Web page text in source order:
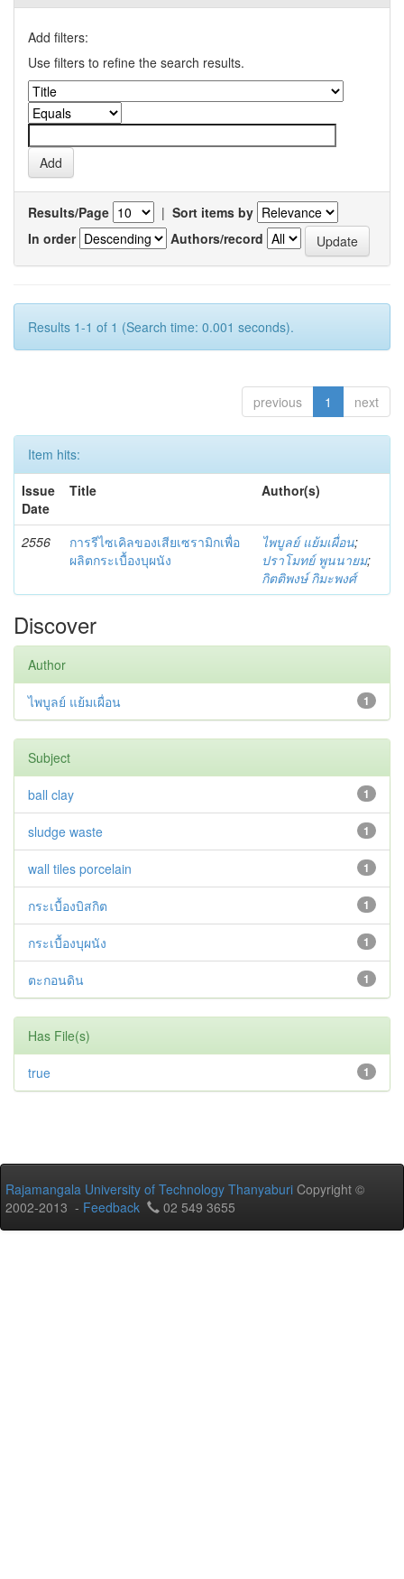
Add filters:
Use filters to refine the search results.
Results/Page | Sort items by
In order
Authors/record
Results 1-1 of 1 (Search time: 0.001 seconds).
previous 1 next
Item hits:
Issue
Date
Title Author(s)
2556
การรีไซเคิลของเสียเซรามิกเพื่อ
ผลิตกระเบื้องบุผนัง
ไพบูลย์ แย้มเผื่อน;
ปราโมทย์ พูนนายม;
กิตติพงษ์ กิมะพงศ์
Discover
Author
1
ไพบูลย์ แย้มเผื่อน
Subject
1
ball clay
1
sludge waste
1
wall tiles porcelain
1
กระเบื้องบิสกิต
1
กระเบื้องบุผนัง
1
ตะกอนดิน
Has File(s)
1
true
Rajamangala University of Technology Thanyaburi Copyright ©
2002-2013 - Feedback 02 549 3655